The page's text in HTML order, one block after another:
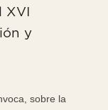
y
sobre la